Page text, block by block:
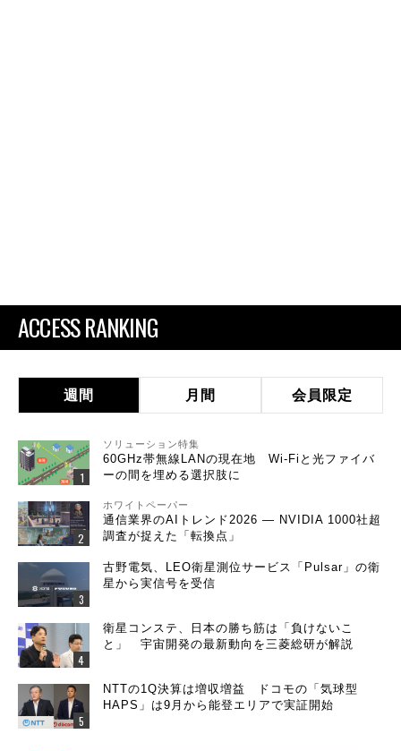
ACCESS RANKING
週間 月間 会員限定
ソリューション特集
60GHz帯無線LANの現在地 Wi-Fiと光ファイバ
ーの間を埋める選択肢に
ホワイトペーパー
通信業界のAIトレンド2026 ― NVIDIA 1000社超
調査が捉えた「転換点」
古野電気、LEO衛星測位サービス「Pulsar」の衛
星から実信号を受信
衛星コンステ、日本の勝ち筋は「負けないこ
と」 宇宙開発の最新動向を三菱総研が解説
NTTの1Q決算は増収増益 ドコモの「気球型
HAPS」は9月から能登エリアで実証開始